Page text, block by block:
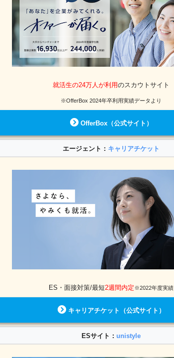
就活生の24万人が利用のスカウトサイト
※OfferBox 2024年卒利用実績データより
OfferBox（公式サイト）
エージェント： キャリアチケット
ES・面接対策/最短2週間内定※2022年度実績
キャリアチケット（公式サイト）
ESサイト： unistyle